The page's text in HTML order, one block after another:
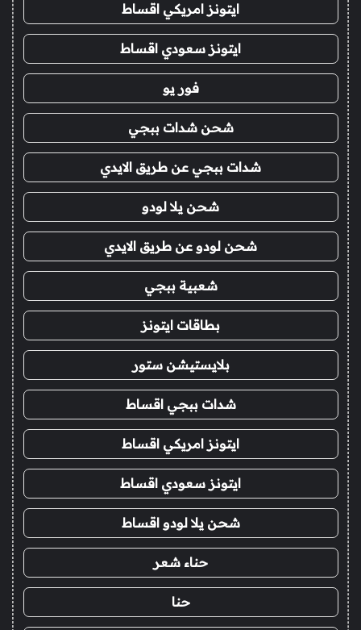
ايتونز امريكي اقساط
ايتونز سعودي اقساط
فور يو
شحن شدات ببجي
شدات ببجي عن طريق الايدي
شحن يلا لودو
شحن لودو عن طريق الايدي
شعبية ببجي
بطاقات ايتونز
بلايستيشن ستور
شدات ببجي اقساط
ايتونز امريكي اقساط
ايتونز سعودي اقساط
شحن يلا لودو اقساط
حناء شعر
حنا